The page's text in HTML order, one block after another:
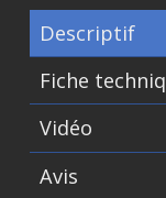
Descriptif
Fiche
Vidéo
Avis